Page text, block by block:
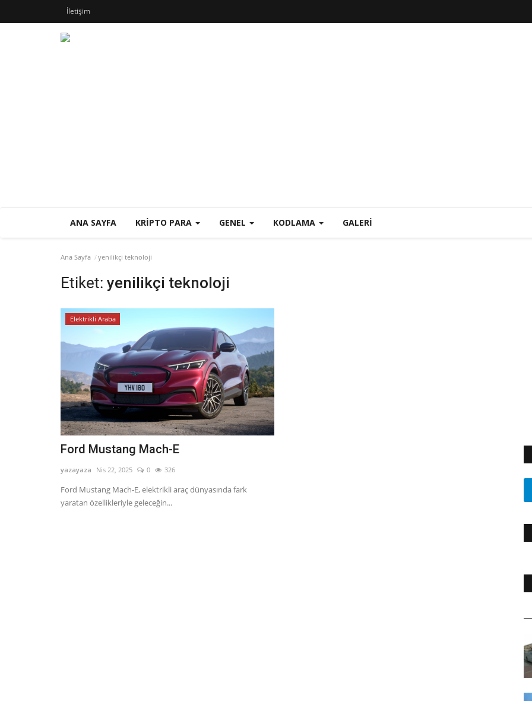
İletişim
ANA SAYFA KRIPTO PARA GENEL KODLAMA GALERI
Ana Sayfa yenilikçi teknoloji
Etiket: yenilikçi teknoloji
Elektrikli Araba
Ford Mustang Mach-E
yazayaza Nis 22, 2025 0 326
Ford Mustang Mach-E, elektrikli araç dünyasında fark
yaratan özellikleriyle geleceğin...